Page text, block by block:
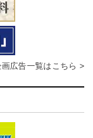
広告一覧はこちら >